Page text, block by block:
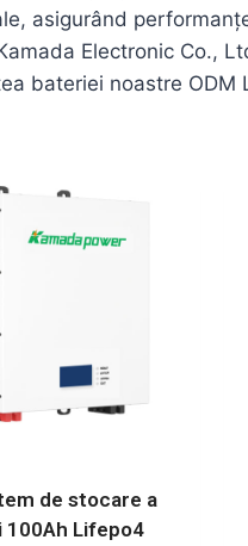
asigurând
Electronic Co.,
bateriei noastre ODM
de stocare a
100Ah Lifepo4